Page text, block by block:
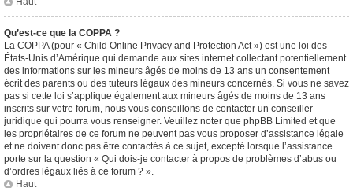
Qu’est-ce que la COPPA ?
La COPPA (pour « Child Online Privacy and Protection Act ») est une loi des
États-Unis d’Amérique qui demande aux sites internet collectant potentiellement
des informations sur les mineurs âgés de moins de 13 ans un consentement
écrit des parents ou des tuteurs légaux des mineurs concernés. Si vous ne savez
pas si cette loi s’applique également aux mineurs âgés de moins de 13 ans
inscrits sur votre forum, nous vous conseillons de contacter un conseiller
juridique qui pourra vous renseigner. Veuillez noter que phpBB Limited et que
les propriétaires de ce forum ne peuvent pas vous proposer d’assistance légale
et ne doivent donc pas être contactés à ce sujet, excepté lorsque l’assistance
porte sur la question « Qui dois-je contacter à propos de problèmes d’abus ou
d’ordres légaux liés à ce forum ? ».
Haut